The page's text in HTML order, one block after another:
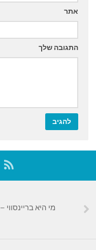
אתר
התגובה שלך
מי היא בריינסווי – http://www.brainsway.com/